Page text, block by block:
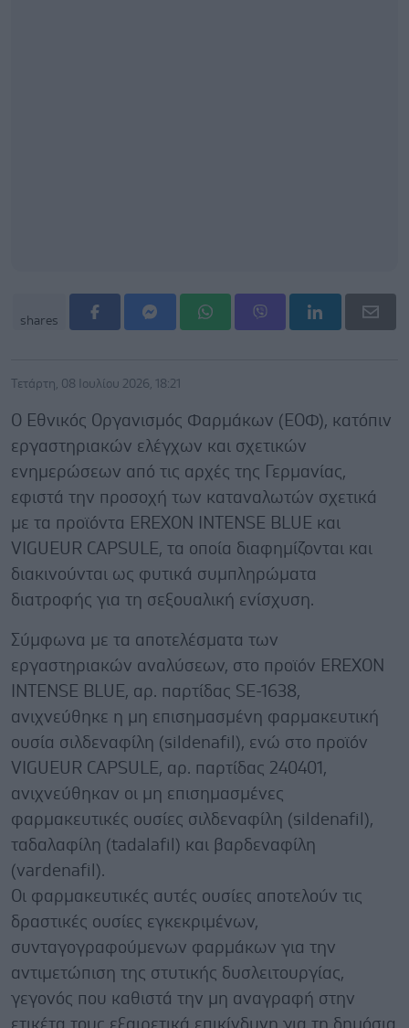
shares
Τετάρτη, 08 Ιουλίου 2026, 18:21
Ο Εθνικός Οργανισμός Φαρμάκων (ΕΟΦ), κατόπιν
εργαστηριακών ελέγχων και σχετικών
ενημερώσεων από τις αρχές της Γερμανίας,
εφιστά την προσοχή των καταναλωτών σχετικά
με τα προϊόντα EREXON INTENSE BLUE και
VIGUEUR CAPSULE, τα οποία διαφημίζονται και
διακινούνται ως φυτικά συμπληρώματα
διατροφής για τη σεξουαλική ενίσχυση.
Σύμφωνα με τα αποτελέσματα των
εργαστηριακών αναλύσεων, στο προϊόν EREXON
INTENSE BLUE, αρ. παρτίδας SE-1638,
ανιχνεύθηκε η μη επισημασμένη φαρμακευτική
ουσία σιλδεναφίλη (sildenafil), ενώ στο προϊόν
VIGUEUR CAPSULE, αρ. παρτίδας 240401,
ανιχνεύθηκαν οι μη επισημασμένες
φαρμακευτικές ουσίες σιλδεναφίλη (sildenafil),
ταδαλαφίλη (tadalafil) και βαρδεναφίλη
(vardenafil).
Οι φαρμακευτικές αυτές ουσίες αποτελούν τις
δραστικές ουσίες εγκεκριμένων,
συνταγογραφούμενων φαρμάκων για την
αντιμετώπιση της στυτικής δυσλειτουργίας,
γεγονός που καθιστά την μη αναγραφή στην
ετικέτα τους εξαιρετικά επικίνδυνη για τη δημόσια